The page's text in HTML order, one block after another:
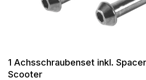
1 Achsschraubenset inkl.
Scooter